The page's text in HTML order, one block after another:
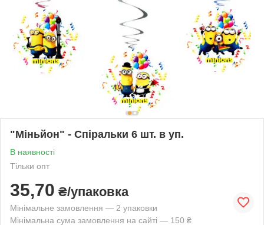
"Міньйон" - Спіральки 6 шт. в уп.
В наявності
Тільки опт
35,70 ₴/упаковка
Мінімальне замовлення — 2 упаковки
Мінімальна сума замовлення на сайті — 150 ₴